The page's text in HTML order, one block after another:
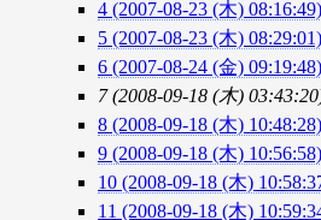
4 (2007-08-23 (木) 08:16:49)
5 (2007-08-23 (木) 08:29:01)
6 (2007-08-24 (金) 09:19:48)
7 (2008-09-18 (木)
8 (2008-09-18 (木) 10:48:28)
9 (2008-09-18 (木) 10:56:58)
10 (2008-09-18 (木)
11 (2008-09-18 (木)